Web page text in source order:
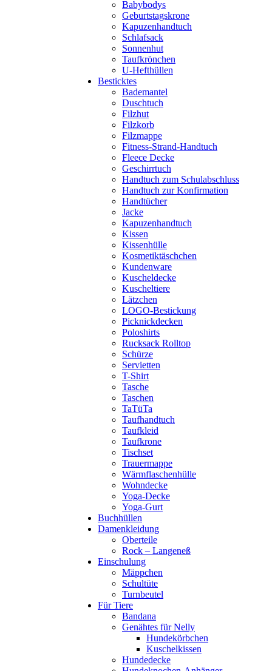
Babybodys
Geburtstagskrone
Kapuzenhandtuch
Schlafsack
Sonnenhut
Taufkrönchen
U-Hefthüllen
Besticktes
Bademantel
Duschtuch
Filzhut
Filzkorb
Filzmappe
Fitness-Strand-Handtuch
Fleece Decke
Geschirrtuch
Handtuch zum Schulabschluss
Handtuch zur Konfirmation
Handtücher
Jacke
Kapuzenhandtuch
Kissen
Kissenhülle
Kosmetiktäschchen
Kundenware
Kuscheldecke
Kuscheltiere
Lätzchen
LOGO-Bestickung
Picknickdecken
Poloshirts
Rucksack Rolltop
Schürze
Servietten
T-Shirt
Tasche
Taschen
TaTüTa
Taufhandtuch
Taufkleid
Taufkrone
Tischset
Trauermappe
Wärmflaschenhülle
Wohndecke
Yoga-Decke
Yoga-Gurt
Buchhüllen
Damenkleidung
Oberteile
Rock – Langeneß
Einschulung
Mäppchen
Schultüte
Turnbeutel
Für Tiere
Bandana
Genähtes für Nelly
Hundekörbchen
Kuschelkissen
Hundedecke